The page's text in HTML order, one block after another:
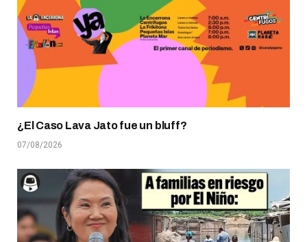
¿El Caso Lava Jato fue un bluff?
07/08/2026